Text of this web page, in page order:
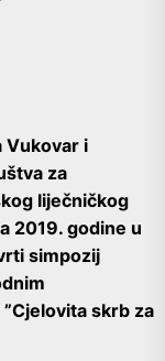
Vukovar i
za
liječničkog
2019. godine u
simpozij
skrb za